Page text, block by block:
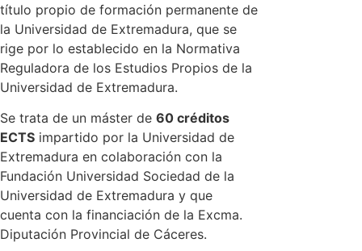
título propio de formación permanente de
la Universidad de Extremadura, que se
rige por lo establecido en la Normativa
Reguladora de los Estudios Propios de la
Universidad de Extremadura.
Se trata de un máster de 60 créditos
ECTS impartido por la Universidad de
Extremadura en colaboración con la
Fundación Universidad Sociedad de la
Universidad de Extremadura y que
cuenta con la financiación de la Excma.
Diputación Provincial de Cáceres.